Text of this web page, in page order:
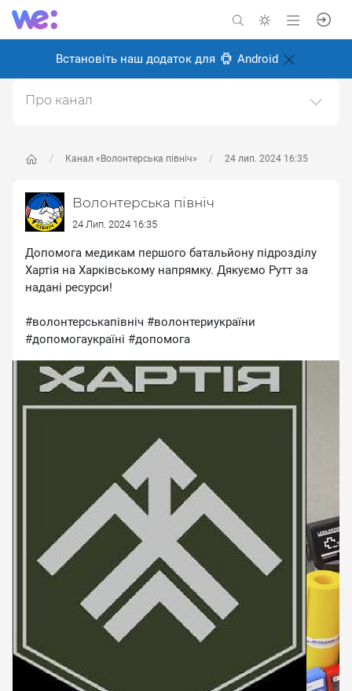
Встановіть наш додаток для Android
Канал «Волонтерська північ» 24 лип. 2024 16:35
Волонтерська північ
24 Лип. 2024 16:35
Допомога медикам першого батальйону підрозділу
Хартія на Харківському напрямку. Дякуємо Рутт за
надані ресурси!
#волонтерськапівніч #волонтериукраїни
#допомогаукраїні #допомога
Про канал
руки допомоги до тих, хто зазнав випробувань в
тому, щоб надати військовим та цивільним
необхідну підтри
Відповідальні:Олексій Іванченков